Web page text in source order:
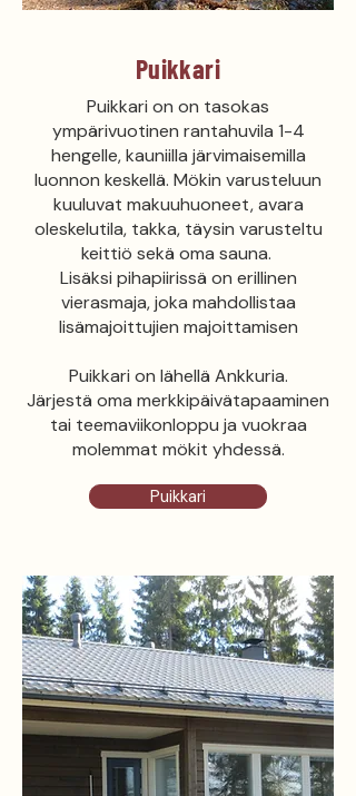
Puikkari
Puikkari on on tasokas
ympärivuotinen rantahuvila 1-4
hengelle, kauniilla järvimaisemilla
luonnon keskellä. Mökin varusteluun
kuuluvat makuuhuoneet, avara
oleskelutila, takka, täysin varusteltu
keittiö sekä oma sauna.
Lisäksi pihapiirissä on erillinen
vierasmaja, joka mahdollistaa
lisämajoittujien majoittamisen
Puikkari on lähellä Ankkuria.
Järjestä oma merkkipäivätapaaminen
tai teemaviikonloppu ja vuokraa
molemmat mökit yhdessä.
Puikkari